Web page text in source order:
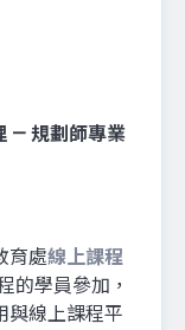
— 規劃師專業
育處線上課程
的學員參加，
與線上課程平